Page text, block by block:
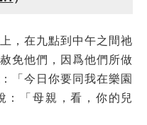
，在九點到中午之間祂
免他們，因爲他們所做
「今日你要同我在樂園
：「母親，看，你的兒